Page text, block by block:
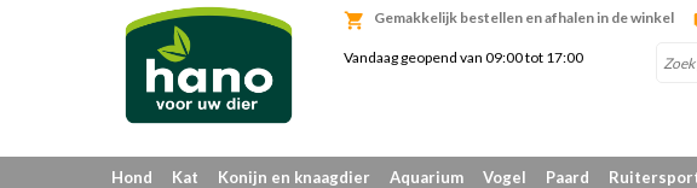
Gemakkelijk bestellen en afhalen in de winkel
Vandaag geopend van 09:00 tot 17:00
Hond Kat Konijn en knaagdier Aquarium Vogel Paard